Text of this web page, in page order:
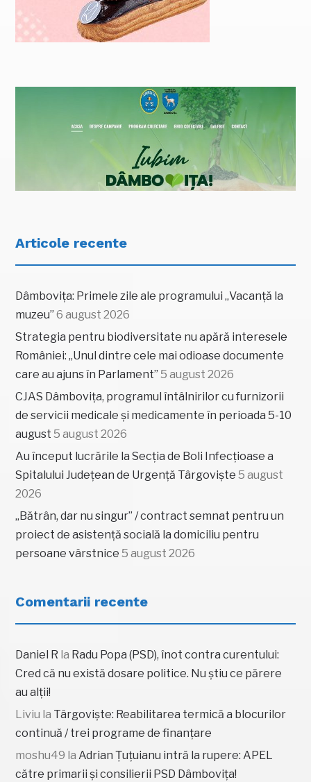
Articole recente
Dâmbovița: Primele zile ale programului „Vacanță la
muzeu” 6 august 2026
Strategia pentru biodiversitate nu apără interesele
României: „Unul dintre cele mai odioase documente
care au ajuns în Parlament” 5 august 2026
CJAS Dâmbovița, programul întâlnirilor cu furnizorii
de servicii medicale și medicamente în perioada 5-10
august 5 august 2026
Au început lucrările la Secția de Boli Infecțioase a
Spitalului Județean de Urgență Târgoviște 5 august
2026
„Bătrân, dar nu singur” / contract semnat pentru un
proiect de asistență socială la domiciliu pentru
persoane vârstnice 5 august 2026
Comentarii recente
Daniel R la Radu Popa (PSD), înot contra curentului:
Cred că nu există dosare politice. Nu știu ce părere
au alții!
Liviu la Târgoviște: Reabilitarea termică a blocurilor
continuă / trei programe de finanțare
moshu49 laAdrian Țuțuianu intră la rupere: APEL
către primarii și consilierii PSD Dâmbovița!